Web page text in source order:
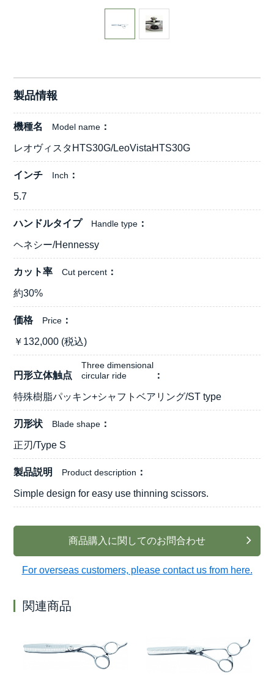
製品情報
機種名 Model name
レオヴィスタHTS30G/LeoVistaHTS30G
インチ Inch
5.7
ハンドルタイプ Handle type
ヘネシー/Hennessy
カット率 Cut percent
約30%
価格 Price
￥ 132,000 (税込)
円形立体触点
Three dimensional
circular ride
特殊樹脂パッキン+シャフトベアリング/ST type
刃形状 Blade shape
正刃/Type S
製品説明 Product description
Simple design for easy use thinning scissors.
商品購入に関してのお問合わせ
For overseas customers, please contact us from here.
関連商品